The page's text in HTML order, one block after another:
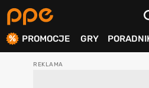
PROMOCJE GRY